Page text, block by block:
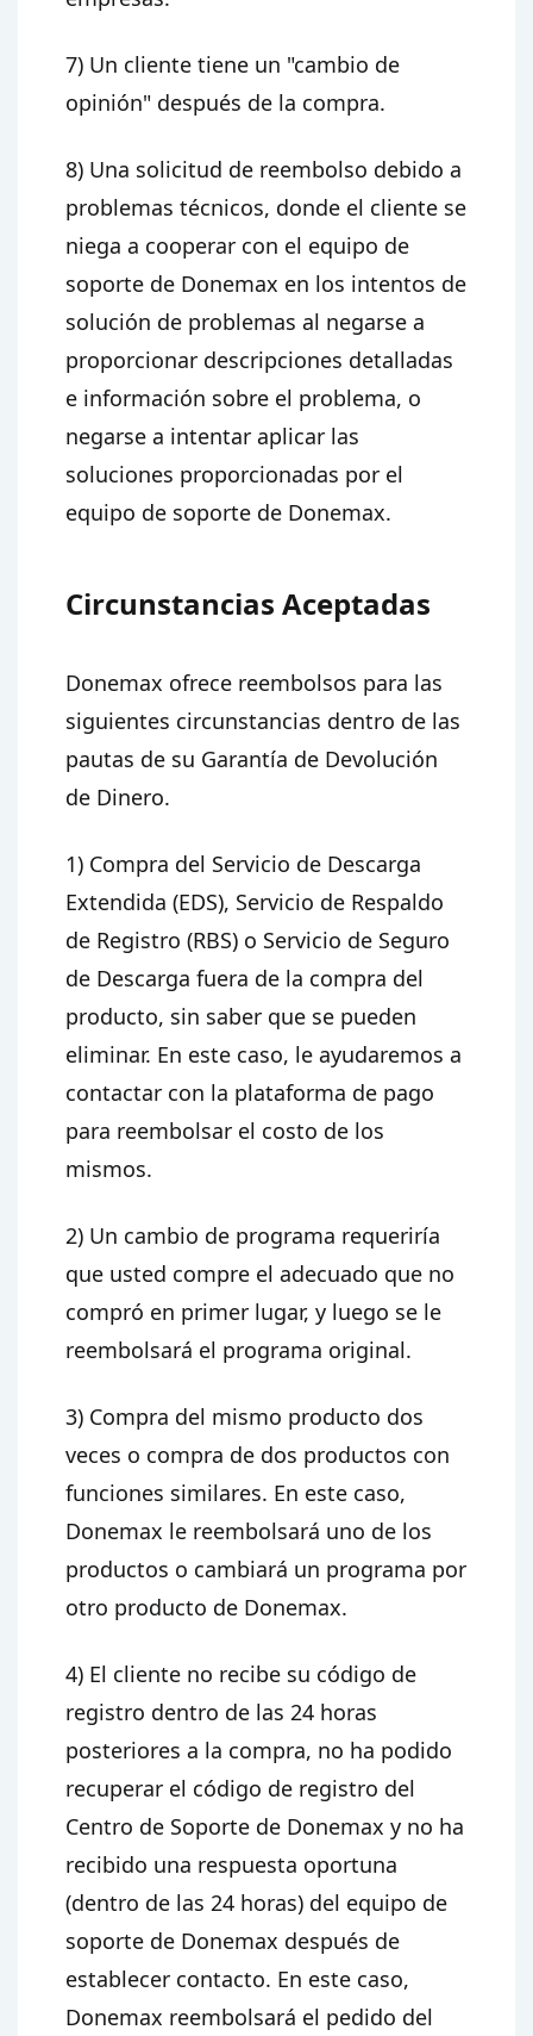
7) Un cliente tiene un "cambio de
opinión" después de la compra.
8) Una solicitud de reembolso debido a
problemas técnicos, donde el cliente se
niega a cooperar con el equipo de
soporte de Donemax en los intentos de
solución de problemas al negarse a
proporcionar descripciones detalladas
e información sobre el problema, o
negarse a intentar aplicar las
soluciones proporcionadas por el
equipo de soporte de Donemax.
Circunstancias Aceptadas
Donemax ofrece reembolsos para las
siguientes circunstancias dentro de las
pautas de su Garantía de Devolución
de Dinero.
1) Compra del Servicio de Descarga
Extendida (EDS), Servicio de Respaldo
de Registro (RBS) o Servicio de Seguro
de Descarga fuera de la compra del
producto, sin saber que se pueden
eliminar. En este caso, le ayudaremos a
contactar con la plataforma de pago
para reembolsar el costo de los
mismos.
2) Un cambio de programa requeriría
que usted compre el adecuado que no
compró en primer lugar, y luego se le
reembolsará el programa original.
3) Compra del mismo producto dos
veces o compra de dos productos con
funciones similares. En este caso,
Donemax le reembolsará uno de los
productos o cambiará un programa por
otro producto de Donemax.
4) El cliente no recibe su código de
registro dentro de las 24 horas
posteriores a la compra, no ha podido
recuperar el código de registro del
Centro de Soporte de Donemax y no ha
recibido una respuesta oportuna
(dentro de las 24 horas) del equipo de
soporte de Donemax después de
establecer contacto. En este caso,
Donemax reembolsará el pedido del